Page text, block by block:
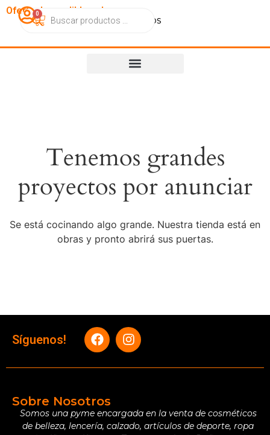
OfertasImperdibles.cl
CatálogoContactoNosotros
0
Tenemos grandes
proyectos por anunciar
Se está cocinando algo grande. Nuestra tienda está en
obras y pronto abrirá sus puertas.
Síguenos!
Sobre Nosotros
Somos una pyme encargada en la venta de cosméticos
de belleza, lencería, calzado, artículos de deporte, ropa